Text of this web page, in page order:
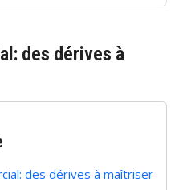
des dérives à
des dérives à maîtriser